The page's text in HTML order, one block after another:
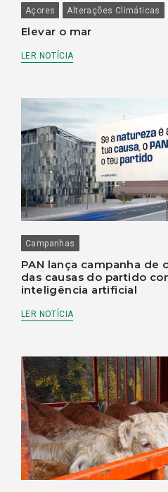
Açores Alterações Climáticas
Elevar o mar
LER NOTÍCIA
Campanhas
PAN lança campanha de
das causas do partido
inteligência artificial
LER NOTÍCIA